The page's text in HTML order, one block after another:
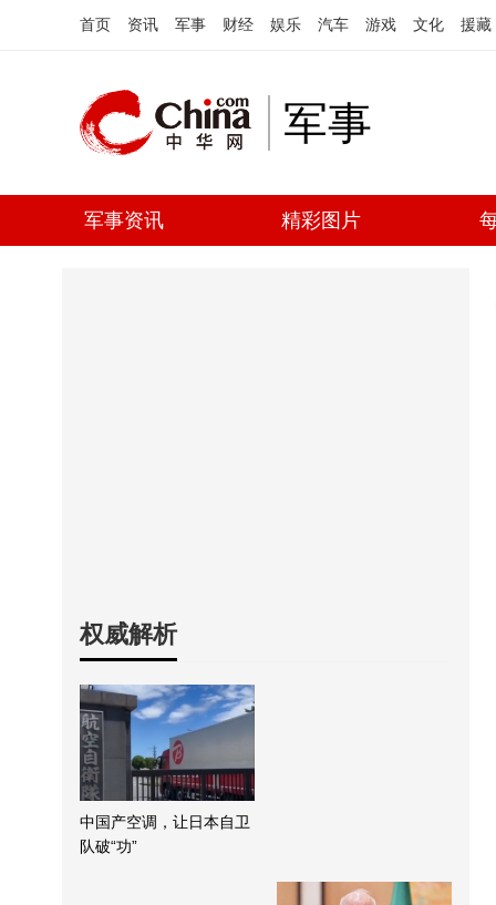
首页 资讯 军事 财经 娱乐 汽车 游戏 文化 援藏
军事
军事资讯 精彩图片
权威解析
中国产空调，让日本自卫
队破“功”